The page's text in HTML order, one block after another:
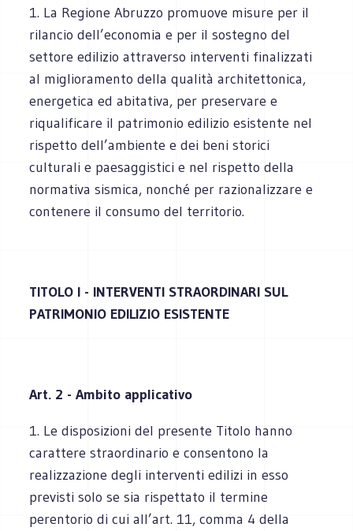
1. La Regione Abruzzo promuove misure per il
rilancio dell’economia e per il sostegno del
settore edilizio attraverso interventi finalizzati
al miglioramento della qualità architettonica,
energetica ed abitativa, per preservare e
riqualificare il patrimonio edilizio esistente nel
rispetto dell’ambiente e dei beni storici
culturali e paesaggistici e nel rispetto della
normativa sismica, nonché per razionalizzare e
contenere il consumo del territorio.
TITOLO I - INTERVENTI STRAORDINARI SUL
PATRIMONIO EDILIZIO ESISTENTE
Art. 2 - Ambito applicativo
1. Le disposizioni del presente Titolo hanno
carattere straordinario e consentono la
realizzazione degli interventi edilizi in esso
previsti solo se sia rispettato il termine
perentorio di cui all’art. 11, comma 4 della